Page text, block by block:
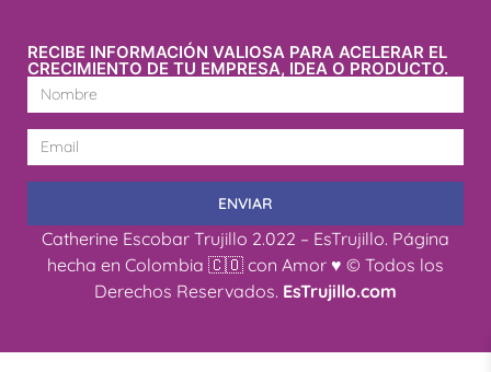
RECIBE INFORMACIÓN VALIOSA PARA ACELERAR EL
CRECIMIENTO DE TU EMPRESA, IDEA O PRODUCTO.
ENVIAR
Catherine Escobar Trujillo 2.022 – EsTrujillo. Página
hecha en Colombia 🇨🇴 con Amor ♥ © Todos los
Derechos Reservados. EsTrujillo.com